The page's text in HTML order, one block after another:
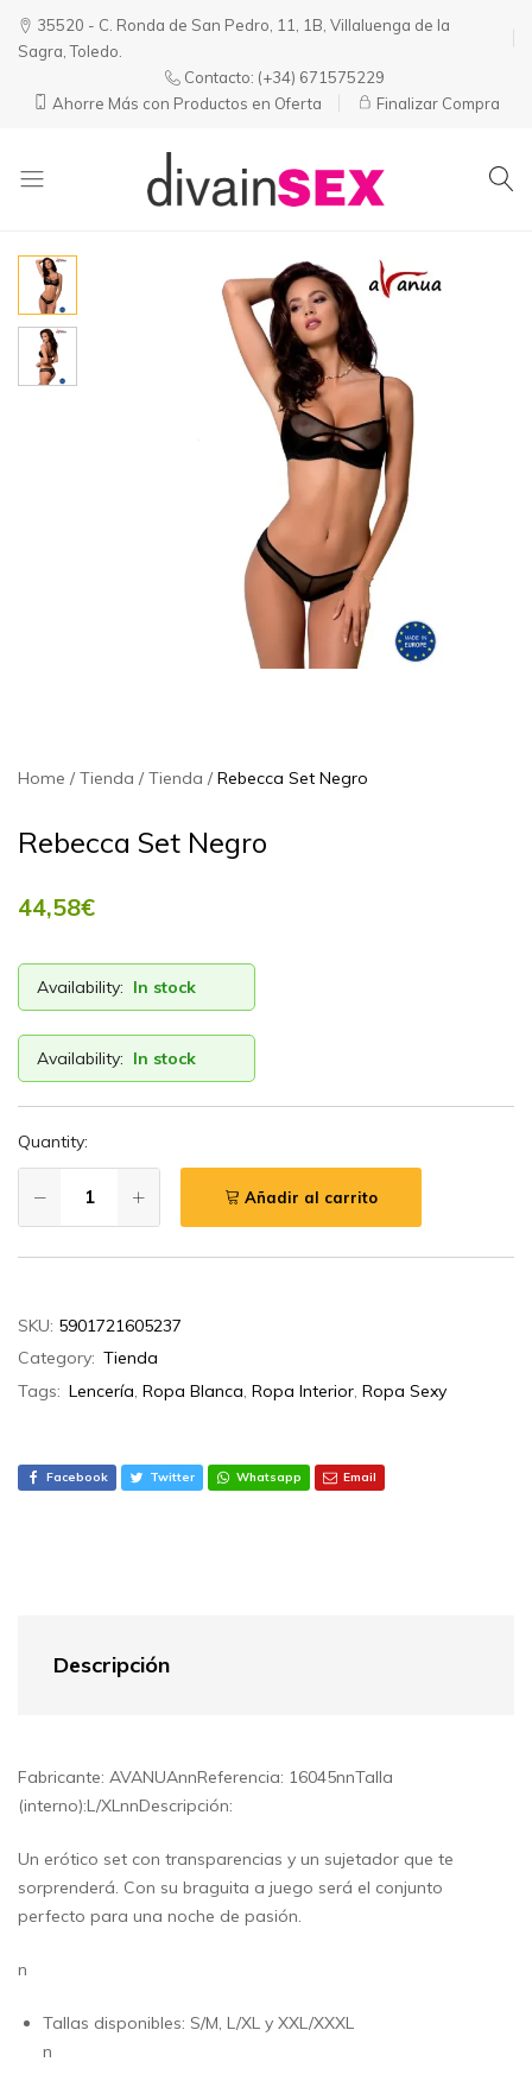
35520 - C. Ronda de San Pedro, 11, 1B, Villaluenga de la
Sagra, Toledo.
Contacto: (+34) 671575229
Ahorre Más con Productos en Oferta
Finalizar Compra
Home Tienda Tienda Rebecca Set Negro
Rebecca Set Negro
44,58€
Availability: In stock
Availability: In stock
Quantity:
Añadir al carrito
SKU: 5901721605237
Category: Tienda
Tags: Lencería, Ropa Blanca, Ropa Interior, Ropa Sexy
Facebook Twitter Whatsapp Email
Descripción
Fabricante: AVANUAnnReferencia: 16045nnTalla
(interno):L/XLnnDescripción:
Un erótico set con transparencias y un sujetador que te
sorprenderá. Con su braguita a juego será el conjunto
perfecto para una noche de pasión.
n
Tallas disponibles: S/M, L/XL y XXL/XXXL
n